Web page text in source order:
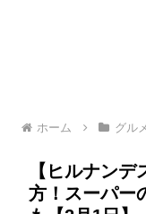
ホーム グル
【ヒルナン
方！スーパー